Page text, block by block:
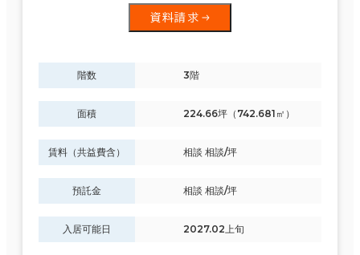
資料請求
階数 3階
面積 224.66坪（742.681㎡）
賃料（共益費含） 相談 相談/坪
預託金 相談 相談/坪
入居可能日 2027.02上旬